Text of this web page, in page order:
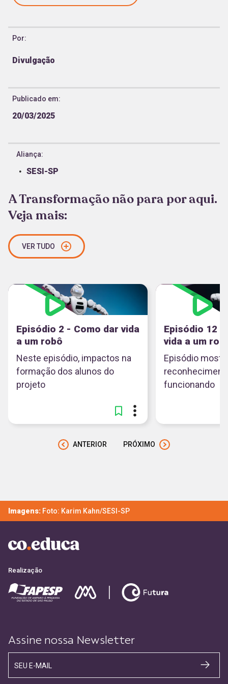
Por:
Divulgação
Publicado em:
20/03/2025
Aliança:
SESI-SP
A Transformação não para por aqui.
Veja mais:
VER TUDO
Episódio 2 - Como dar vida
a um robô
Neste episódio, impactos na
formação dos alunos do
projeto
Episódio 12 -
vida a um
Episódio
funcionando
ANTERIOR PRÓXIMO
Imagens: Foto: Karim Kahn/SESI-SP
Realização
Assine nossa Newsletter
SEU E-MAIL